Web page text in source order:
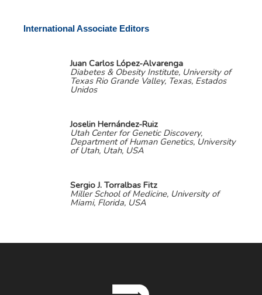
International Associate Editors
Juan Carlos López-Alvarenga
Diabetes & Obesity Institute, University of
Texas Rio Grande Valley, Texas, Estados
Unidos
Joselin Hernández-Ruiz
Utah Center for Genetic Discovery,
Department of Human Genetics, University
of Utah, Utah, USA
Sergio J. Torralbas Fitz
Miller School of Medicine, University of
Miami, Florida, USA